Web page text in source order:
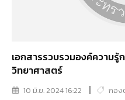
เอกสารรวบรวมองค์ความ
วิทยาศาสตร์
10 มิ.ย. 2024 16:22 กอง